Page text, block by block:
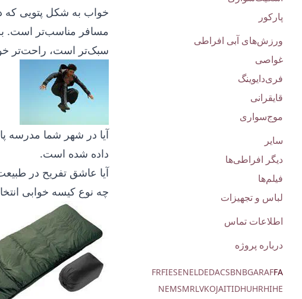
پارکور
ورزش‌های آبی افراطی
غواصی
فری‌دایوینگ
قایقرانی
موج‌سواری
سایر
دیگر افراطی‌ها
فیلم‌ها
لباس و تجهیزات
اطلاعات تماس
درباره پروژه
FA
AF
AR
BG
BN
CS
DA
DE
EL
EN
ES
FI
FR
HE
HI
HR
HU
ID
IT
JA
KO
LV
MR
MS
NE
خواب به شکل پتویی که
مسافر مناسب‌تر است.
سبک‌تر است، راحت‌تر
آیا در شهر شما مدرسه
داده شده است.
آیا عاشق تفریح در
چه نوع کیسه خوابی